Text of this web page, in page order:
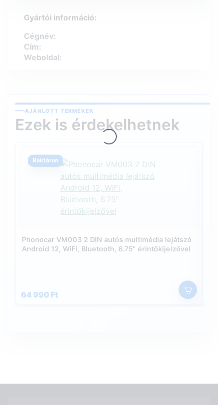
Gyártói információ:
Cégnév:
Cím:
Weboldal:
AJÁNLOTT TERMÉKEK
Ezek is érdekelhetnek
Raktáron
Phonocar VM003 2 DIN autós multimédia lejátszó
Android 12, WiFi, Bluetooth, 6.75" érintőkijelzővel
64 990 Ft
Loading...